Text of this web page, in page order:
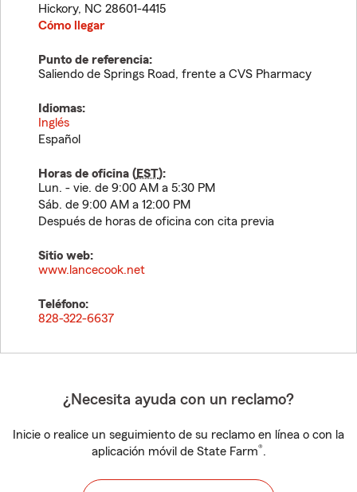
Hickory, NC 28601-4415
Cómo llegar
Punto de referencia:
Saliendo de Springs Road, frente a CVS Pharmacy
Idiomas:
Inglés
Español
Horas de oficina (EST):
Lun. - vie. de 9:00 AM a 5:30 PM
Sáb. de 9:00 AM a 12:00 PM
Después de horas de oficina con cita previa
Sitio web:
www.lancecook.net
Teléfono:
828-322-6637
¿Necesita ayuda con un reclamo?
Inicie o realice un seguimiento de su reclamo en línea o con la
aplicación móvil de State Farm®.